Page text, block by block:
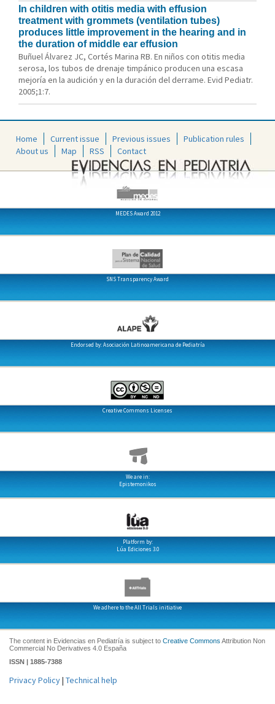
In children with otitis media with effusion
treatment with grommets (ventilation tubes)
produces little improvement in the hearing and in
the duration of middle ear effusion
Buñuel Álvarez JC, Cortés Marina RB. En niños con otitis media
serosa, los tubos de drenaje timpánico producen una escasa
mejoría en la audición y en la duración del derrame. Evid Pediatr.
2005;1:7.
Home Current issue Previous issues
Publication rules
About us
Map RSS Contact
MEDES Award 2012
SNS Transparency Award
Endorsed by: Asociación Latinoamericana de Pediatría
Creative Commons Licenses
We are in:
Epistemonikos
Platform by:
Lúa Ediciones 3.0
We adhere to the All Trials initiative
The content in Evidencias en Pediatría is subject to Creative Commons Attribution Non
Commercial No Derivatives 4.0 España
ISSN | 1885-7388
Privacy Policy| Technical help